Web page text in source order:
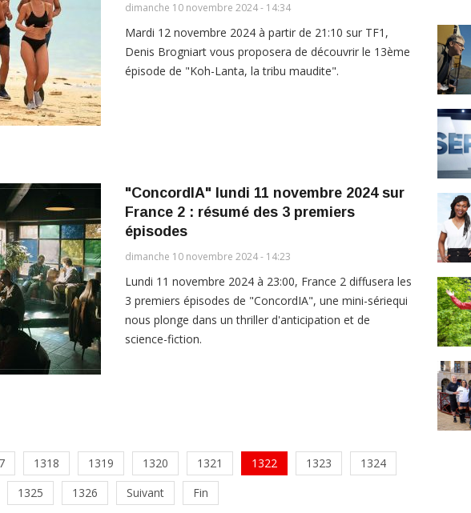
dimanche 10 novembre 2024 - 14:34
Mardi 12 novembre 2024 à partir de 21:10 sur TF1,
Denis Brogniart vous proposera de découvrir le 13ème
épisode de "Koh-Lanta, la tribu maudite".
"ConcordIA" lundi 11 novembre 2024 sur
France 2 : résumé des 3 premiers
épisodes
dimanche 10 novembre 2024 - 14:23
Lundi 11 novembre 2024 à 23:00, France 2 diffusera les
3 premiers épisodes de "ConcordIA", une mini-sériequi
nous plonge dans un thriller d'anticipation et de
science-fiction.
1318 1319 1320 1321 1322 1323
1324
1325
1326 Suivant
Fin